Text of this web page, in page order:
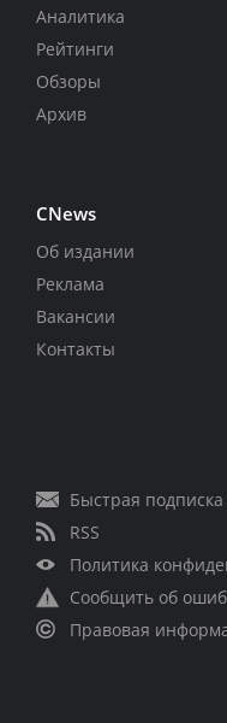
Аналитика
Рейтинги
Обзоры
Архив
CNews
Об издании
Реклама
Вакансии
Контакты
Быстрая
RSS
Политика
Сообщить об
Правовая